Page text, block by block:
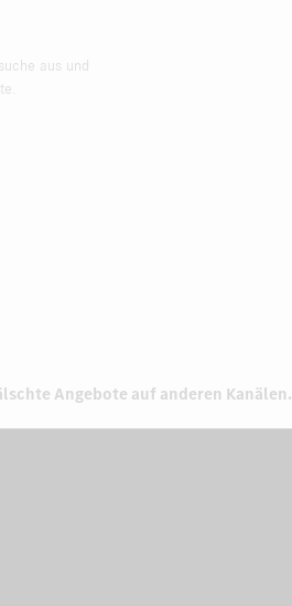
aus und
Angebote auf anderen Kanälen.